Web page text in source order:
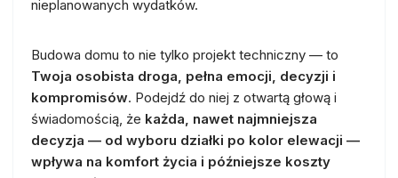
nieplanowanych wydatków.
Budowa domu to nie tylko projekt techniczny — to
Twoja osobista droga, pełna emocji, decyzji i
kompromisów. Podejdź do niej z otwartą głową i
świadomością, że każda, nawet najmniejsza
decyzja — od wyboru działki po kolor elewacji —
wpływa na komfort życia i późniejsze koszty